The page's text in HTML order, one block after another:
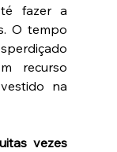
fazer a
O tempo
recurso
na
vezes